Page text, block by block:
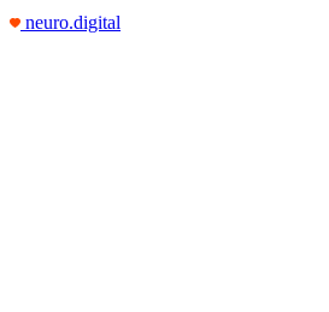
neuro.digital